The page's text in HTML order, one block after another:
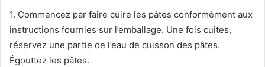
1. Commencez par faire cuire les pâtes conformément aux
instructions fournies sur l’emballage. Une fois cuites,
réservez une partie de l’eau de cuisson des pâtes.
Égouttez les pâtes.